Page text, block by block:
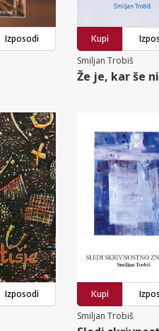
Izposodi
Kupi
Smiljan Trobiš
Že je, kar še ni
Izposodi
Kupi
Smiljan Trobiš